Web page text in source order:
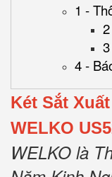
1 -
4 -
Két Sắt
WELKO
WELKO là